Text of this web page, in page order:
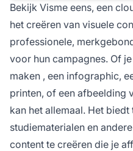
Bekijk Visme eens, een
het creëren van visuele
professionele,
voor hun campagnes. Of
maken , een infographic,
printen, of een afbeelding
kan het allemaal. Het
studiematerialen en
content te creëren die je